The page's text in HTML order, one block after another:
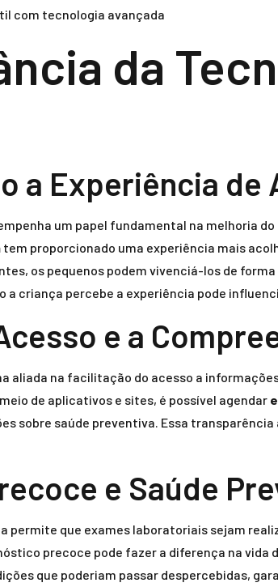
da
a Experiência de
um papel fundamental na melhoria
tem proporcionado uma experiência mais
os pequenos podem vivenciá-los de
a criança percebe a experiência pode
e a
aliada na facilitação do acesso a
de aplicativos e sites, é possível agendar
sobre saúde preventiva. Essa
e Saúde
permite que exames laboratoriais sejam
precoce pode fazer a diferença na vida
que poderiam passar despercebidas,